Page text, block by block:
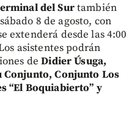
del Surtambién
8 de agosto, con
extenderá desde las 4:00
asistentes podrán
deDidier Úsuga,
Conjunto, Conjunto Los
“El Boquiabierto” y